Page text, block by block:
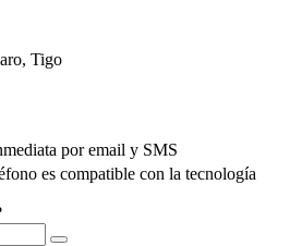
Tigo
por email y SMS
es compatible con la tecnología